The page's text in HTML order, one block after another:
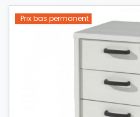
Prix bas permanent